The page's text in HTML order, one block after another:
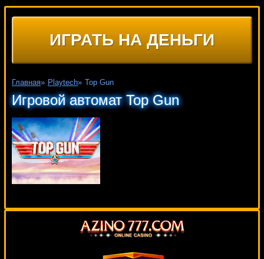
ИГРАТЬ НА ДЕНЬГИ
Главная» Playtech» Top Gun
Игровой автомат Top Gun